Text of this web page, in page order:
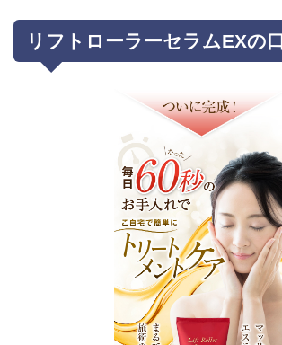
リフトローラーセラムEXの